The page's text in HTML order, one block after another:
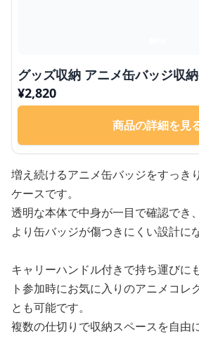
グッズ収納 アニメ缶バッジ収
¥2,820
商品の詳細を見
増え続けるアニメ缶バッジをすっき
ケースです。
透明な本体で中身が一目で確認でき
より缶バッジが傷つきにくい設計に
キャリーハンドル付きで持ち運びに
ト参加時にお気に入りのアニメコレ
とも可能です。
複数の仕切りで収納スペースを自由